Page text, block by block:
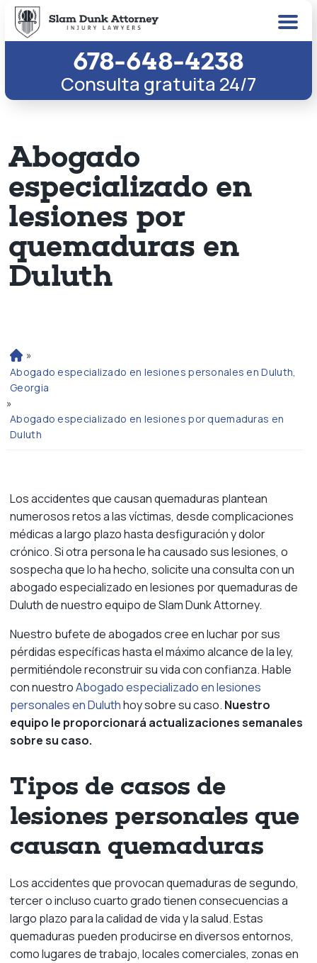
678-648-4238
Consulta gratuita 24/7
Abogado
especializado en
lesiones por
quemaduras en
Duluth
Ini
ci
o
»
Abogado especializado en lesiones personales en Duluth,
Georgia
»
Abogado especializado en lesiones por quemaduras en
Duluth
Los accidentes que causan quemaduras plantean
numerosos retos a las víctimas, desde complicaciones
médicas a largo plazo hasta desfiguración y dolor
crónico. Si otra persona le ha causado sus lesiones, o
sospecha que lo ha hecho, solicite una consulta con un
abogado especializado en lesiones por quemaduras de
Duluth de nuestro equipo de Slam Dunk Attorney.
Nuestro bufete de abogados cree en luchar por sus
pérdidas específicas hasta el máximo alcance de la ley,
permitiéndole reconstruir su vida con confianza. Hable
con nuestroAbogado especializado en lesiones
personales en Duluthhoy sobre su caso. Nuestro
equipo le proporcionará actualizaciones semanales
sobre su caso.
Tipos de casos de
lesiones personales que
causan quemaduras
Los accidentes que provocan quemaduras de segundo,
tercer o incluso cuarto grado tienen consecuencias a
largo plazo para la calidad de vida y la salud. Estas
quemaduras pueden producirse en diversos entornos,
como lugares de trabajo, locales comerciales, zonas en